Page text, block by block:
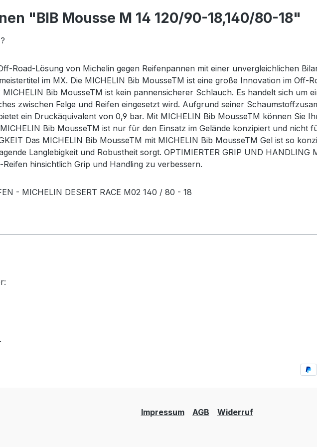
"BIB Mousse M 14 120/90-18,140/80-18"
Road-Lösung von Michelin gegen Reifenpannen mit einer unvergleichlichen
im MX. Die MICHELIN Bib MousseTM ist eine große Innovation im Off-
MICHELIN Bib MousseTM ist kein pannensicherer Schlauch. Es handelt sich um
zwischen Felge und Reifen eingesetzt wird. Aufgrund seiner
ein Druckäquivalent von 0,9 bar. Mit MICHELIN Bib MousseTM können Sie
Bib MousseTM ist nur für den Einsatz im Gelände konzipiert und nicht
Das MICHELIN Bib MousseTM mit MICHELIN Bib MousseTM Gel ist so
Langlebigkeit und Robustheit sorgt. OPTIMIERTER GRIP UND
hinsichtlich Grip und Handling zu verbessern.
- MICHELIN DESERT RACE M02 140 / 80 - 18
.
Impressum AGB Widerruf